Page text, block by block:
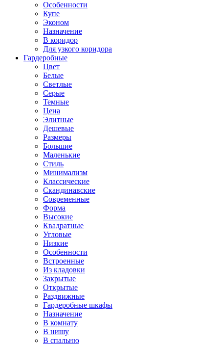
Особенности
Купе
Эконом
Назначение
В коридор
Для узкого коридора
Гардеробные
Цвет
Белые
Светлые
Серые
Темные
Цена
Элитные
Дешевые
Размеры
Большие
Маленькие
Стиль
Минимализм
Классические
Скандинавские
Современные
Форма
Высокие
Квадратные
Угловые
Низкие
Особенности
Встроенные
Из кладовки
Закрытые
Открытые
Раздвижные
Гардеробные шкафы
Назначение
В комнату
В нишу
В спальню